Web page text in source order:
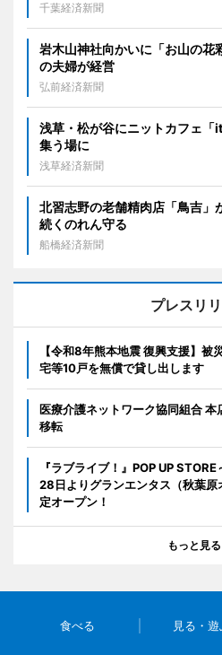
千葉経済新聞
岩木山神社向かいに「お山の
の夫婦が経営
弘前経済新聞
浅草・松が谷にニットカフェ
集う場に
浅草経済新聞
北習志野の老舗精肉店「鳥吉
続くのれん守る
船橋経済新聞
プレスリ
【令和8年熊本地震 復興支援】被
宅等10戸を無償で貸し出します
医療介護ネットワーク協同組合
移転
『ラブライブ！』POP UP
28日よりグランエンタス（秋葉原
定オープン！
もっと見る
食べる 見る・遊